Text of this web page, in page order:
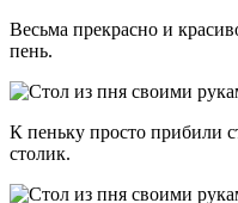
Весьма прекрасно и
пень.
К пеньку просто прибили
столик.